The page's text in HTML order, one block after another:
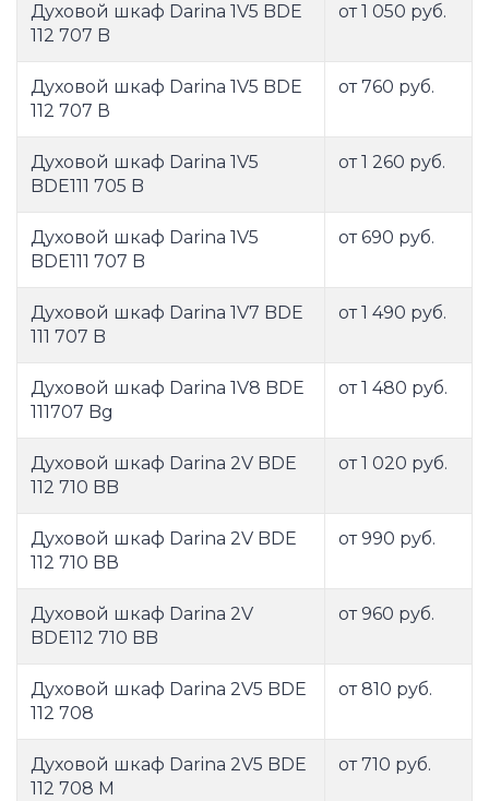
Духовой шкаф Darina 1V5 BDE
112 707 B
от 1 050 руб.
Духовой шкаф Darina 1V5 BDE
112 707 В
от 760 руб.
Духовой шкаф Darina 1V5
BDE111 705 B
от 1 260 руб.
Духовой шкаф Darina 1V5
BDE111 707 B
от 690 руб.
Духовой шкаф Darina 1V7 BDE
111 707 B
от 1 490 руб.
Духовой шкаф Darina 1V8 BDE
111707 Bg
от 1 480 руб.
Духовой шкаф Darina 2V BDE
112 710 BB
от 1 020 руб.
Духовой шкаф Darina 2V BDE
112 710 BВ
от 990 руб.
Духовой шкаф Darina 2V
BDE112 710 BB
от 960 руб.
Духовой шкаф Darina 2V5 BDE
112 708
от 810 руб.
Духовой шкаф Darina 2V5 BDE
112 708 M
от 710 руб.